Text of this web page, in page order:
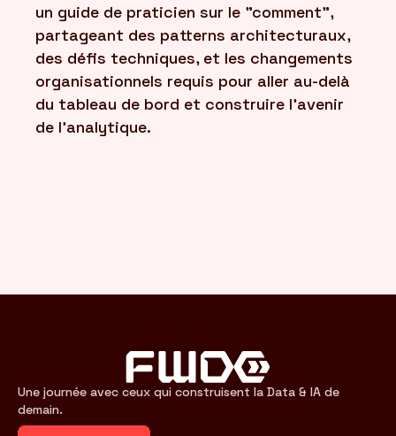
un guide de praticien sur le "comment",
partageant des patterns architecturaux,
des défis techniques, et les changements
organisationnels requis pour aller au-delà
du tableau de bord et construire l'avenir
de l'analytique.
Une journée avec ceux qui construisent la Data & IA de
demain.